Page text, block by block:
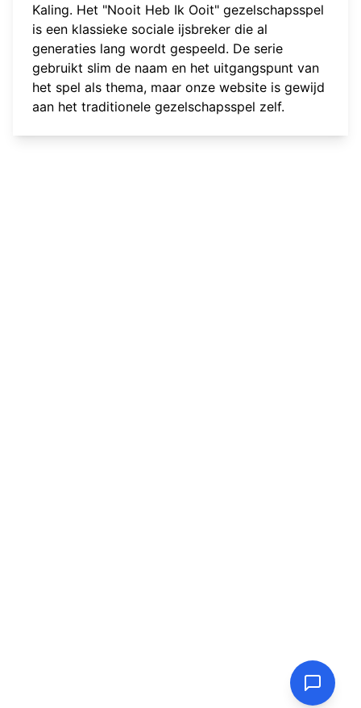
Kaling. Het "Nooit Heb Ik Ooit" gezelschapsspel
is een klassieke sociale ijsbreker die al
generaties lang wordt gespeeld. De serie
gebruikt slim de naam en het uitgangspunt van
het spel als thema, maar onze website is gewijd
aan het traditionele gezelschapsspel zelf.